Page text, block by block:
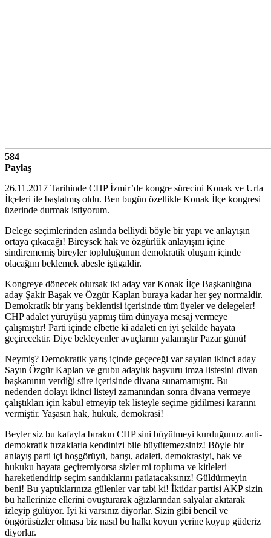
584
Paylaş
26.11.2017 Tarihinde CHP İzmir’de kongre sürecini Konak ve Urla
İlçeleri ile başlatmış oldu. Ben bugün özellikle Konak İlçe kongresi
üzerinde durmak istiyorum.
Delege seçimlerinden aslında belliydi böyle bir yapı ve anlayışın
ortaya çıkacağı! Bireysek hak ve özgürlük anlayışını içine
sindirememiş bireyler topluluğunun demokratik oluşum içinde
olacağını beklemek abesle iştigaldir.
Kongreye dönecek olursak iki aday var Konak İlçe Başkanlığına
aday Şakir Başak ve Özgür Kaplan buraya kadar her şey normaldir.
Demokratik bir yarış beklentisi içerisinde tüm üyeler ve delegeler!
CHP adalet yürüyüşü yapmış tüm dünyaya mesaj vermeye
çalışmıştır! Parti içinde elbette ki adaleti en iyi şekilde hayata
geçirecektir. Diye bekleyenler avuçlarını yalamıştır Pazar günü!
Neymiş? Demokratik yarış içinde geçeceği var sayılan ikinci aday
Sayın Özgür Kaplan ve grubu adaylık başvuru imza listesini divan
başkanının verdiği süre içerisinde divana sunamamıştır. Bu
nedenden dolayı ikinci listeyi zamanından sonra divana vermeye
çalıştıkları için kabul etmeyip tek listeyle seçime gidilmesi kararını
vermiştir. Yaşasın hak, hukuk, demokrasi!
Beyler siz bu kafayla bırakın CHP sini büyütmeyi kurduğunuz anti-
demokratik tuzaklarla kendinizi bile büyütemezsiniz! Böyle bir
anlayış parti içi hoşgörüyü, barışı, adaleti, demokrasiyi, hak ve
hukuku hayata geçiremiyorsa sizler mi topluma ve kitleleri
hareketlendirip seçim sandıklarını patlatacaksınız! Güldürmeyin
beni! Bu yaptıklarınıza gülenler var tabi ki! İktidar partisi AKP sizin
bu hallerinize ellerini ovuşturarak ağızlarından salyalar akıtarak
izleyip gülüyor. İyi ki varsınız diyorlar. Sizin gibi bencil ve
öngörüsüzler olmasa biz nasıl bu halkı koyun yerine koyup güderiz
diyorlar.